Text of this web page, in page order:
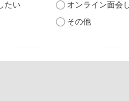
たい
オンライン面会
その他